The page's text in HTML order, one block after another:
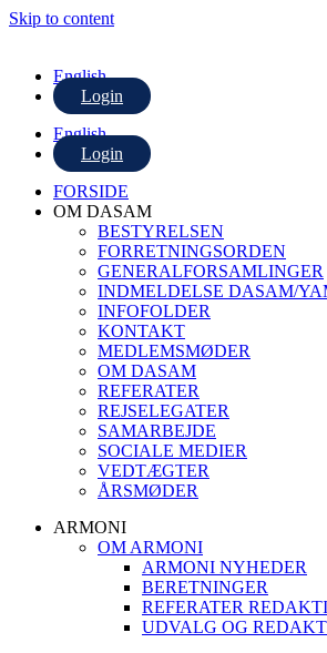
Skip to content
English
Login
English
Login
FORSIDE
OM DASAM
BESTYRELSEN
FORRETNINGSORDEN
GENERALFORSAMLINGER
INDMELDELSE DASAM/
INFOFOLDER
KONTAKT
MEDLEMSMØDER
OM DASAM
REFERATER
REJSELEGATER
SAMARBEJDE
SOCIALE MEDIER
VEDTÆGTER
ÅRSMØDER
ARMONI
OM ARMONI
ARMONI NYHEDER
BERETNINGER
REFERATER
UDVALG OG